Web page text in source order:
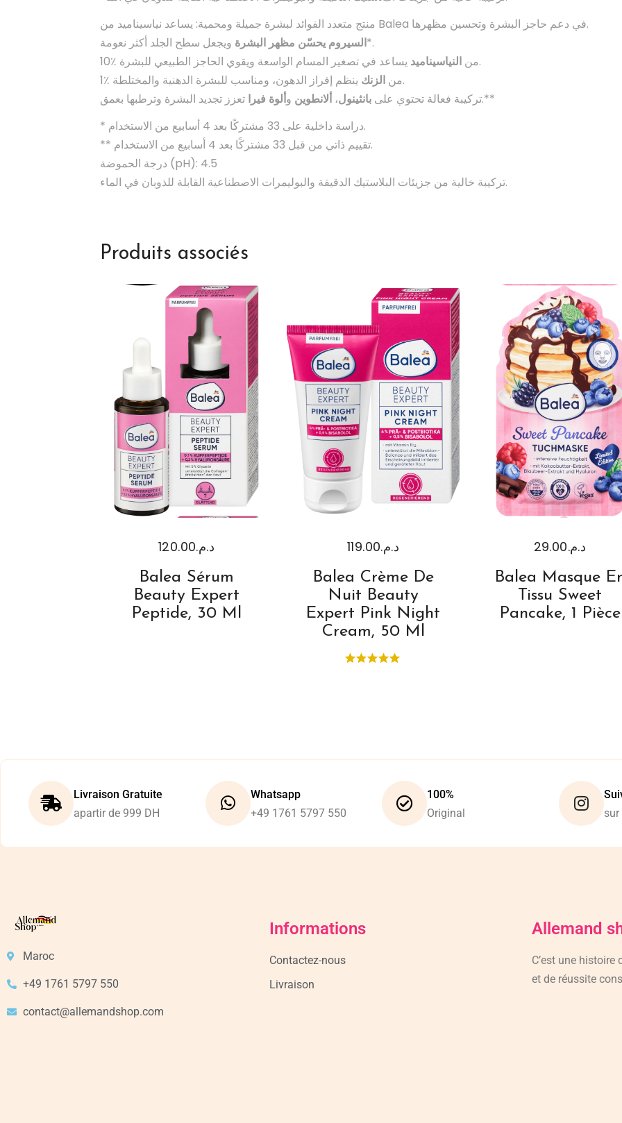
منتج متعدد الفوائد لبشرة جميلة ومحمية: يساعد نياسيناميد من Balea في دعم حاجز البشرة وتحسين مظهرها.
السيروم يحسّن مظهر البشرةويجعل سطح الجلد أكثر نعومة*.
10٪ من النياسيناميد
يساعد في تصغير المسام الواسعة ويقوي الحاجز الطبيعي للبشرة.
1٪ من الزنك
ينظم إفراز الدهون، ومناسب للبشرة الدهنية والمختلطة.
تركيبة فعالة تحتوي على بانثينول، ألانطوين وألوة فيرا
تعزز تجديد البشرة وترطبها بعمق.**
* دراسة داخلية على 33 مشتركًا بعد 4 أسابيع من الاستخدام.
** تقييم ذاتي من قبل 33 مشتركًا بعد 4 أسابيع من الاستخدام.
درجة الحموضة (pH): 4.5
تركيبة خالية من جزيئات البلاستيك الدقيقة والبوليمرات الاصطناعية القابلة للذوبان في الماء.
Produits associés
د.م.120.00
Balea Sérum
Beauty Expert
Peptide, 30 Ml
د.م.119.00
Balea Crème De
Nuit Beauty
Expert Pink Night
Cream, 50 Ml
د.م.29.00
Balea Masque
Tissu Sweet
Pancake, 1 Pièce
Livraison Gratuite
apartir de 999 DH
Whatsapp
+49 1761 5797 550
100%
Original
Maroc
+49 1761 5797 550
contact@allemandshop.com
Informations
Contactez-nous
Livraison
Allemand
C’est une
et de réussite